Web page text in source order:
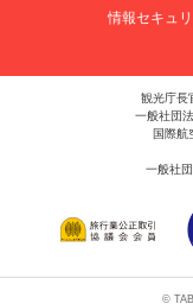
情報セキュ
観光庁長
一般社団
国際航
一般社
©